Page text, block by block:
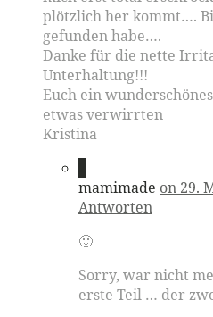
plötzlich her kommt….
gefunden habe….
Danke für die nette
Unterhaltung!!!
Euch ein
etwas verwirrten
Kristina
mamimade on 29.
Antworten
🙂
Sorry, war nicht
erste Teil … der